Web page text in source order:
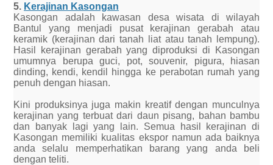
5. Kerajinan Kasongan
Kasongan adalah kawasan desa wisata di wilayah
Bantul yang menjadi pusat kerajinan gerabah atau
keramik (kerajinan dari tanah liat atau tanah lempung).
Hasil kerajinan gerabah yang diproduksi di Kasongan
umumnya berupa guci, pot, souvenir, pigura, hiasan
dinding, kendi, kendil hingga ke perabotan rumah yang
penuh dengan hiasan.
Kini produksinya juga makin kreatif dengan munculnya
kerajinan yang terbuat dari daun pisang, bahan bambu
dan banyak lagi yang lain. Semua hasil kerajinan di
Kasongan memiliki kualitas ekspor namun ada baiknya
anda selalu memperhatikan barang yang anda beli
dengan teliti.